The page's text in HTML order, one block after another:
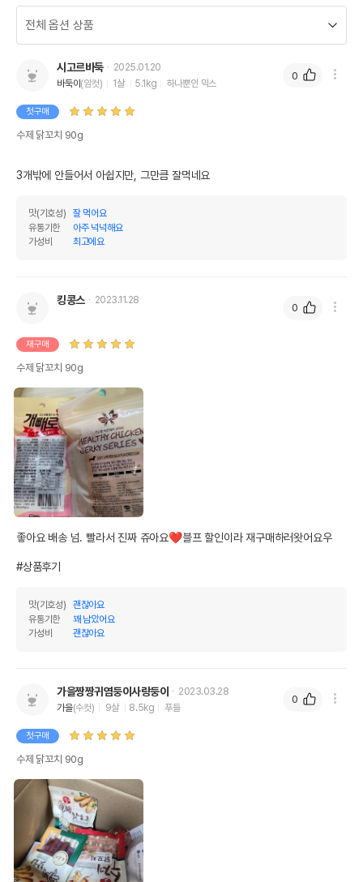
시고르바둑
2025.01.20
바둑이 (암컷) 1살 5.1kg 하나뿐인 믹스
첫구매
수제 닭꼬치 90g
3개밖에 안들어서 아쉽지만, 그만큼 잘먹네요
맛(기호성)
잘 먹어요
유통기한
아주 넉넉해요
가성비
최고에요
0
킹콩스 2023.11.28
재구매
수제 닭꼬치 90g
좋아요 배송 넘. 빨라서 진짜 쥬아요❤️블프 할인이라 재구매하러왓어요우
#상품후기
맛(기호성)
괜찮아요
유통기한
꽤 남았어요
가성비
괜찮아요
0
가을짱짱귀염둥이사랑둥이
2023.03.28
가을(수컷) 9살 8.5kg 푸들
첫구매
수제 닭꼬치 90g
0